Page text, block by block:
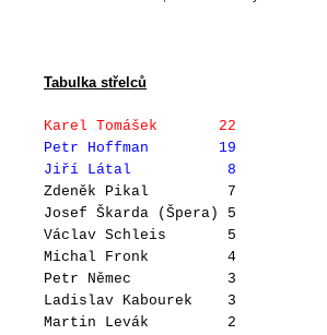
Tabulka střelců
Karel Tomášek 22
Petr Hoffman 19
Jiří Látal 8
Zdeněk Pikal 7
Josef Škarda (Špera) 5
Václav Schleis 5
Michal Fronk 4
Petr Němec 3
Ladislav Kabourek 3
Martin Levák 2